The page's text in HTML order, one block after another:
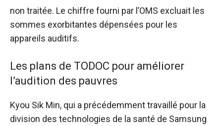
non traitée. Le chiffre fourni par l’OMS excluait les
sommes exorbitantes dépensées pour les
appareils auditifs.
Les plans de TODOC pour améliorer
l’audition des pauvres
Kyou Sik Min, qui a précédemment travaillé pour la
division des technologies de la santé de Samsung